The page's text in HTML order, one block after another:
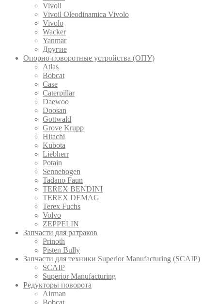
Vivoil
Vivoil Oleodinamica Vivolo
Vivolo
Wacker
Yanmar
Другие
Опорно-поворотные устройства (ОПУ)
Atlas
Bobcat
Case
Caterpillar
Daewoo
Doosan
Gottwald
Grove Krupp
Hitachi
Kubota
Liebherr
Potain
Sennebogen
Tadano Faun
TEREX BENDINI
TEREX DEMAG
Terex Fuchs
Volvo
ZEPPELIN
Запчасти для ратраков
Prinoth
Pistеn Вully
Запчасти для техники Superior Manufacturing (SCAIP)
SCAIP
Superior Manufacturing
Редукторы поворота
Airman
Bobcat